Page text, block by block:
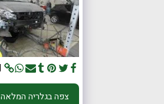
צפה בגלריה המלאה